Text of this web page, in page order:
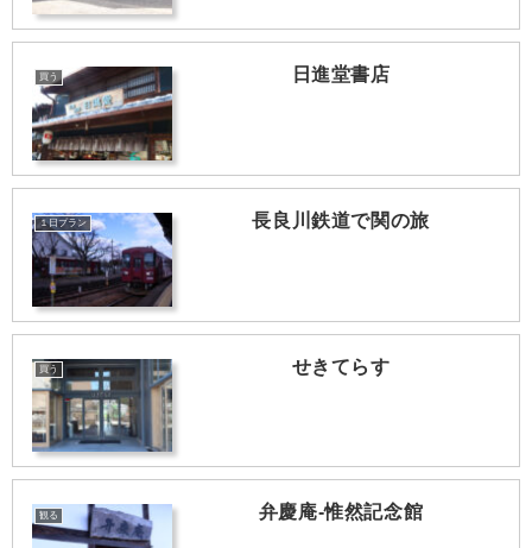
買う 日進堂書店
１日プラン 長良川鉄道で関の旅
買う せきてらす
観る 弁慶庵-惟然記念館